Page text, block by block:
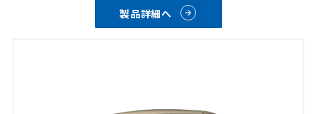
製品詳細へ